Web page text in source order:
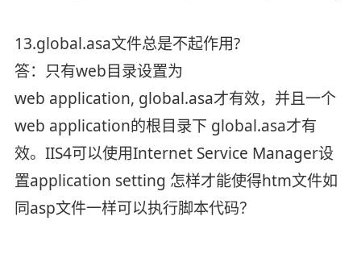
13.global.asa文件总是不起作用?
答：只有web目录设置为
web application, global.asa才有效，并且一个
web application的根目录下 global.asa才有
效。IIS4可以使用Internet Service Manager设
置application setting 怎样才能使得htm文件如
同asp文件一样可以执行脚本代码？